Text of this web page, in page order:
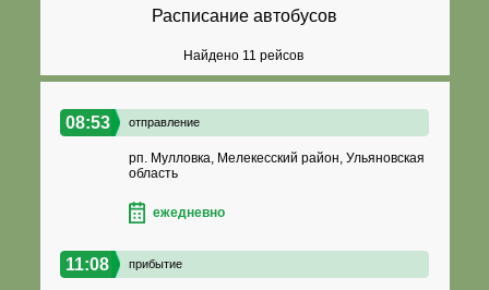
Расписание автобусов
Найдено 11 рейсов
08:53 отправление
рп. Мулловка, Мелекесский район, Ульяновская
область
ежедневно
11:08 прибытие